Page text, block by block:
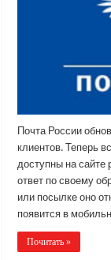
Почта России
клиентов. Теперь
доступны на сайте
ответ по своему
или посылке оно
появится в
Почитать »